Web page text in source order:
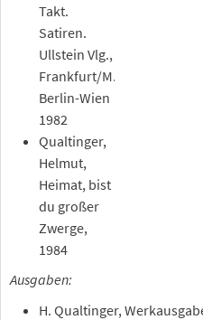
Takt.
Satiren.
Ullstein Vlg.,
Frankfurt/M.-
Berlin-Wien
1982
Qualtinger,
Helmut,
Heimat, bist
du großer
Zwerge,
1984
Ausgaben:
H. Qualtinger,